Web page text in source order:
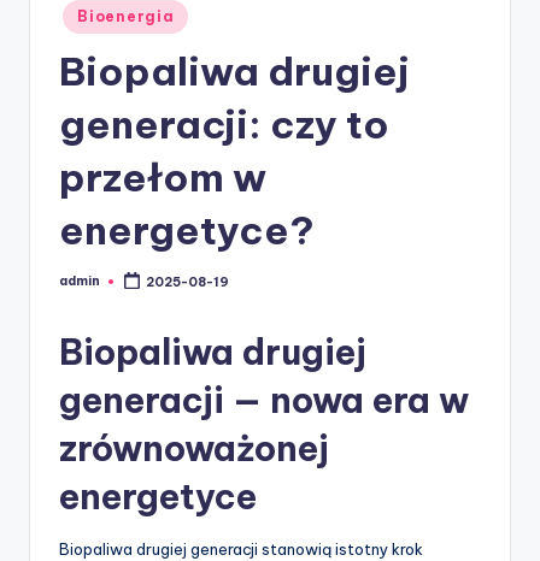
Posted
in
Bioenergia
Biopaliwa drugiej
generacji: czy to
przełom w
energetyce?
Posted
admin 2025-08-19
Biopaliwa drugiej
generacji — nowa era w
zrównoważonej
energetyce
Biopaliwa drugiej generacji stanowią istotny krok